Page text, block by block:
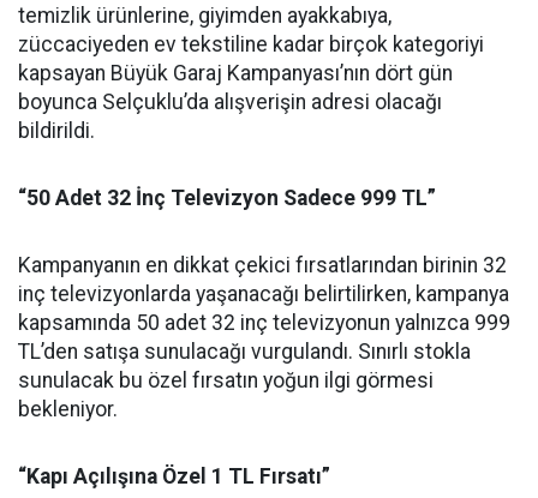
temizlik ürünlerine, giyimden ayakkabıya,
züccaciyeden ev tekstiline kadar birçok kategoriyi
kapsayan Büyük Garaj Kampanyası’nın dört gün
boyunca Selçuklu’da alışverişin adresi olacağı
bildirildi.
“50 Adet 32 İnç Televizyon Sadece 999 TL”
Kampanyanın en dikkat çekici fırsatlarından birinin 32
inç televizyonlarda yaşanacağı belirtilirken, kampanya
kapsamında 50 adet 32 inç televizyonun yalnızca 999
TL’den satışa sunulacağı vurgulandı. Sınırlı stokla
sunulacak bu özel fırsatın yoğun ilgi görmesi
bekleniyor.
“Kapı Açılışına Özel 1 TL Fırsatı”